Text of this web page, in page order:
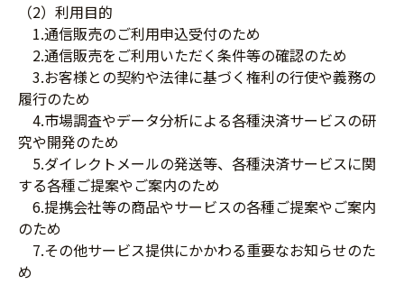
（2）利用目的
1.通信販売のご利用申込受付のため
2.通信販売をご利用いただく条件等の確認のため
3.お客様との契約や法律に基づく権利の行使や義務の
履行のため
4.市場調査やデータ分析による各種決済サービスの研
究や開発のため
5.ダイレクトメールの発送等、各種決済サービスに関
する各種ご提案やご案内のため
6.提携会社等の商品やサービスの各種ご提案やご案内
のため
7.その他サービス提供にかかわる重要なお知らせのた
め